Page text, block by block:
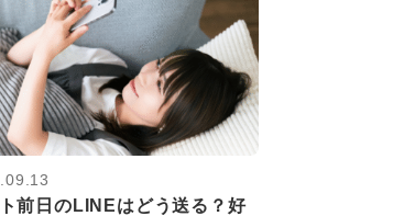
前日のLINEはどう送る？好